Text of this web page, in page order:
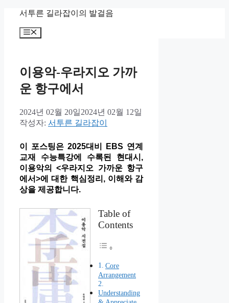
서투른 길라잡이의 발걸음
메
이용악-우라지오 가까
운 항구에서
2024년 02월 20일2024년 02월 12일
작성자: 서투른 길라잡이
이 포스팅은 2025대비 EBS 연계
교재 수능특강에 수록된 현대시,
이용악의 <우라지오 가까운 항구
에서>에 대한 핵심정리, 이해와 감
상을 제공합니다.
Table of
Contents
Core
Arrangement
Understanding